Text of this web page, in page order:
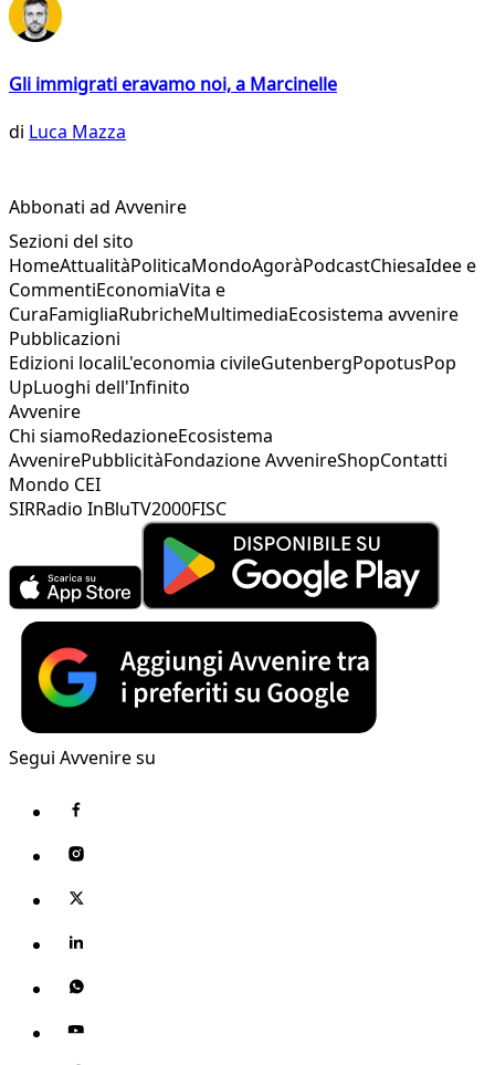
Gli immigrati eravamo noi, a Marcinelle
di Luca Mazza
Abbonati ad Avvenire
Sezioni del sito
HomeAttualitàPoliticaMondoAgoràPodcastChiesaIdee e
CommentiEconomiaVita e
CuraFamigliaRubricheMultimediaEcosistema avvenire
Pubblicazioni
Edizioni localiL'economia civileGutenbergPopotusPop
UpLuoghi dell'Infinito
Avvenire
Chi siamoRedazioneEcosistema
AvvenirePubblicitàFondazione AvvenireShopContatti
Mondo CEI
SIRRadio InBluTV2000FISC
Segui Avvenire su